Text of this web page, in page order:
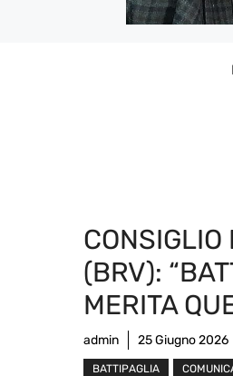
CONSIGLIO
(BRV):
MERITA
admin 25 Giugno 2026
BATTIPAGLIA